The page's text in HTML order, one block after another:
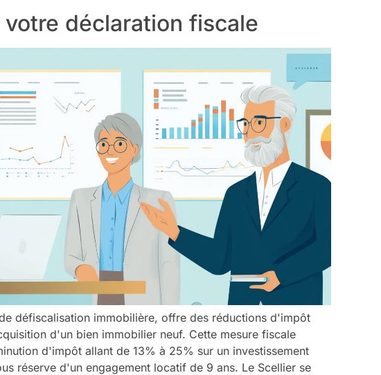
déclaration fiscale
défiscalisation immobilière, offre des réductions d'impôt
d'un bien immobilier neuf. Cette mesure fiscale
d'impôt allant de 13% à 25% sur un investissement
réserve d'un engagement locatif de 9 ans. Le Scellier se